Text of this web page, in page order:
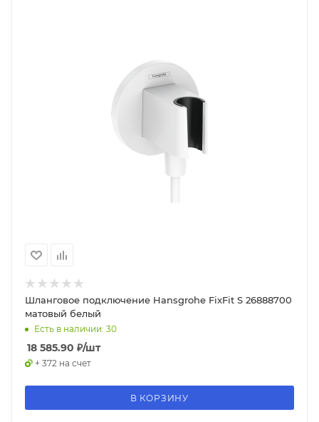
Шланговое подключение Hansgrohe FixFit S 26888700
матовый белый
Есть в наличии: 30
18 585.90 ₽/шт
+ 372 на счет
В КОРЗИНУ